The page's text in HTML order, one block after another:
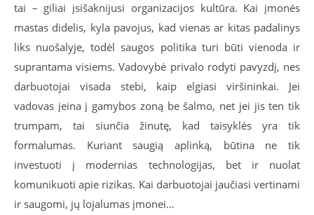
tai – giliai įsišaknijusi organizacijos kultūra. Kai įmonės
mastas didelis, kyla pavojus, kad vienas ar kitas padalinys
liks nuošalyje, todėl saugos politika turi būti vienoda ir
suprantama visiems. Vadovybė privalo rodyti pavyzdį, nes
darbuotojai visada stebi, kaip elgiasi viršininkai. Jei
vadovas įeina į gamybos zoną be šalmo, net jei jis ten tik
trumpam, tai siunčia žinutę, kad taisyklės yra tik
formalumas. Kuriant saugią aplinką, būtina ne tik
investuoti į modernias technologijas, bet ir nuolat
komunikuoti apie rizikas. Kai darbuotojai jaučiasi vertinami
ir saugomi, jų lojalumas įmonei…